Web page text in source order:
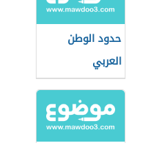
حدود الوطن
العربي